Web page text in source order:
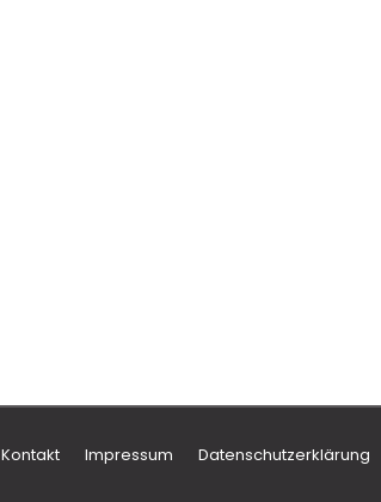
Kontakt Impressum Datenschutzerklärung